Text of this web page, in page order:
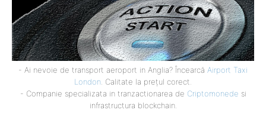
- Ai nevoie de transport aeroport in Anglia? Încearcă Airport Taxi
London . Calitate la prețul corect.
- Companie specializata in tranzactionarea de Criptomonede si
infrastructura blockchain.